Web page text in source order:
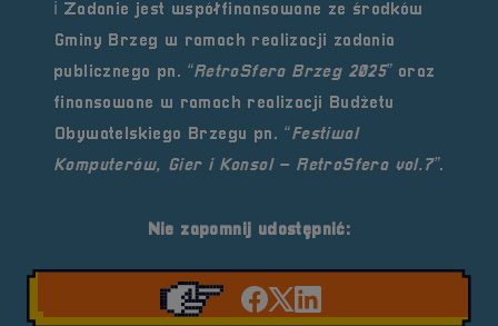
ℹ️ Zadanie jest współfinansowane ze środków
Gminy Brzeg w ramach realizacji zadania
publicznego pn. “RetroSfera Brzeg 2025”oraz
finansowane w ramach realizacji
Budżetu
Obywatelskiego Brzegu pn. “Festiwal
Komputerów, Gier i Konsol – RetroSfera vol.7”.
Nie zapomnij udostępnić:
Udostępnij na
Udostępnij na
Udostępnij na